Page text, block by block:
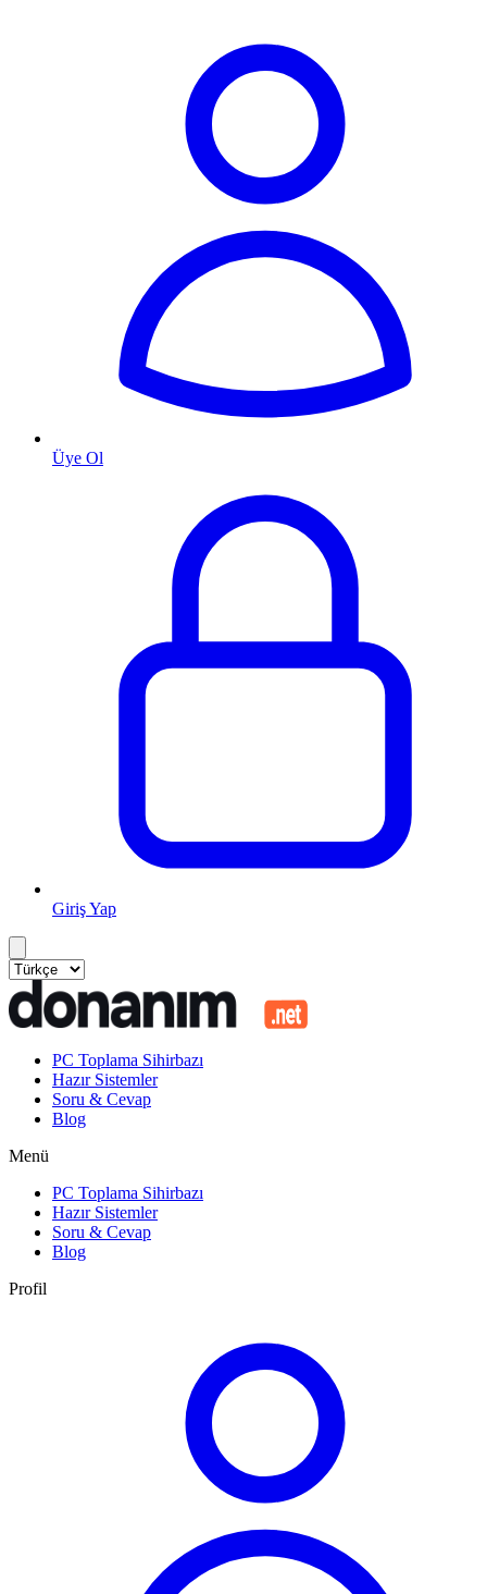
Üye Ol
Giriş Yap
PC Toplama Sihirbazı
Hazır Sistemler
Soru & Cevap
Blog
Menü
PC Toplama Sihirbazı
Hazır Sistemler
Soru & Cevap
Blog
Profil